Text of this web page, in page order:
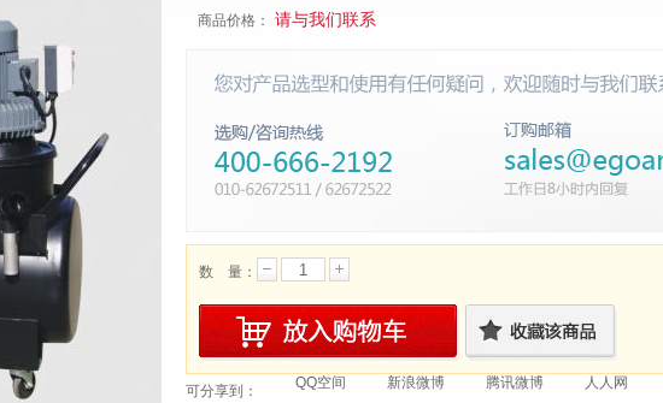
商品价格： 请与我们联系
数 量：
可分享到： QQ空间 新浪微博 腾讯微博 人人网